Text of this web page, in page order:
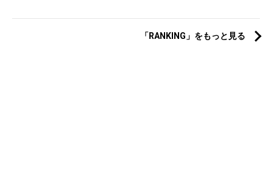
「RANKING」をもっと見る